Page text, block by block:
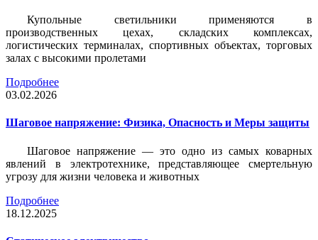
Купольные светильники применяются в
производственных цехах, складских комплексах,
логистических терминалах, спортивных объектах, торговых
залах с высокими пролетами
Подробнее
03.02.2026
Шаговое напряжение: Физика, Опасность и Меры защиты
Шаговое напряжение — это одно из самых коварных
явлений в электротехнике, представляющее смертельную
угрозу для жизни человека и животных
Подробнее
18.12.2025